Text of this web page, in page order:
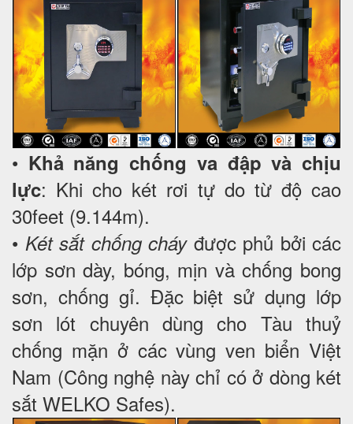
• Khả năng chống va đập và chịu
lực: Khi cho két rơi tự do từ độ cao
30feet (9.144m).
• Két sắt chống cháyđược phủ bởi các
lớp sơn dày, bóng, mịn và chống bong
sơn, chống gỉ. Đặc biệt sử dụng lớp
sơn lót chuyên dùng cho Tàu thuỷ
chống mặn ở các vùng ven biển Việt
Nam (Công nghệ này chỉ có ở dòng két
sắt WELKO Safes).